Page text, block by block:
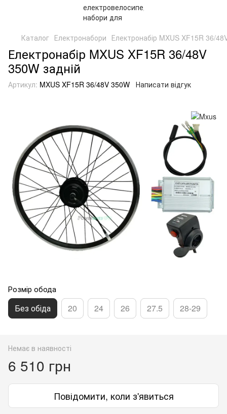
Каталог Електронабори Електронабір MXUS XF15R 36/
Електронабір MXUS XF15R 36/48V
350W задній
Артикул: MXUS XF15R 36/48V 350W Написати відгук
Розмір обода
Без обіда 20 24 26 27.5 28-29
Немає в наявності
6 510 грн
Повідомити, коли з'явиться